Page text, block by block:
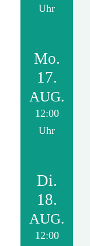
Uhr
Mo.
17.
AUG.
12:00
Uhr
Di.
18.
AUG.
12:00